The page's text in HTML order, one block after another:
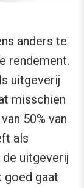
anders te
rendement.
uitgeverij
misschien
50% van
als
uitgeverij
goed gaat